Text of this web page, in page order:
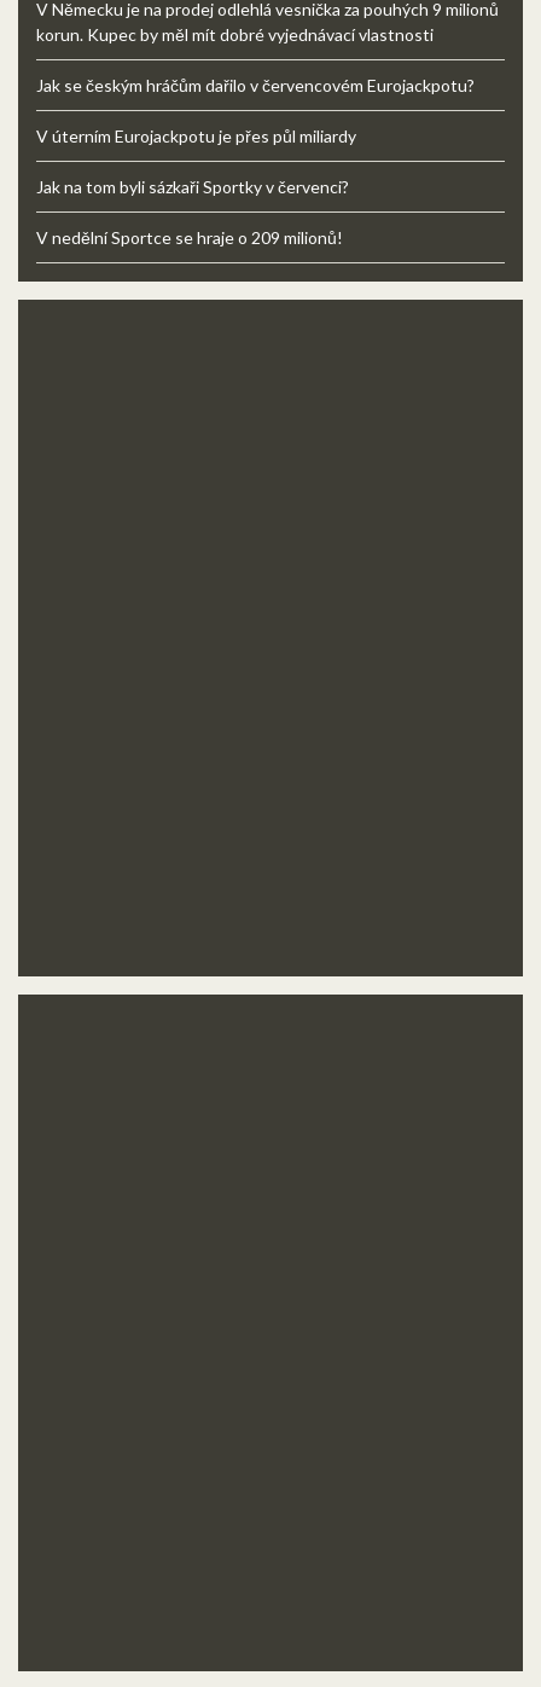
V Německu je na prodej odlehlá vesnička za pouhých 9 milionů
korun. Kupec by měl mít dobré vyjednávací vlastnosti
Jak se českým hráčům dařilo v červencovém Eurojackpotu?
V úterním Eurojackpotu je přes půl miliardy
Jak na tom byli sázkaři Sportky v červenci?
V nedělní Sportce se hraje o 209 milionů!